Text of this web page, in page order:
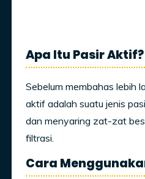
Apa Itu Pasir Aktif?
Sebelum membahas lebih
aktif adalah suatu jenis
dan menyaring zat-zat
filtrasi.
Cara